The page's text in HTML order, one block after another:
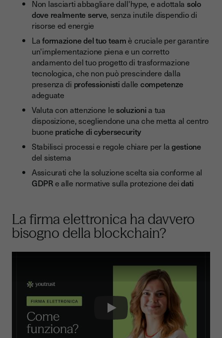
Non lasciarti abbagliare dall'hype, e adottala solo
dove realmente serve, senza inutile dispendio di
risorse ed energie
Laformazione del tuo teamè cruciale per garantire
un'implementazione piena e un corretto
andamento del tuo progetto di trasformazione
tecnologica, che non può prescindere dalla
presenza di professionistidalle competenze
adeguate
Valuta con attenzione lesoluzionia tua
disposizione, scegliendone una che metta al centro
buone pratiche di cybersecurity
Stabilisci processi e regole chiare per lagestione
del sistema
Assicurati che la soluzione scelta sia conforme al
GDPRe alle normative sulla protezione deidati
La firma elettronica ha davvero
bisogno della blockchain?
Play